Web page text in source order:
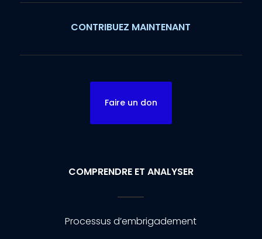
CONTRIBUEZ MAINTENANT
Faire un don
COMPRENDRE ET ANALYSER
Processus d’embrigadement